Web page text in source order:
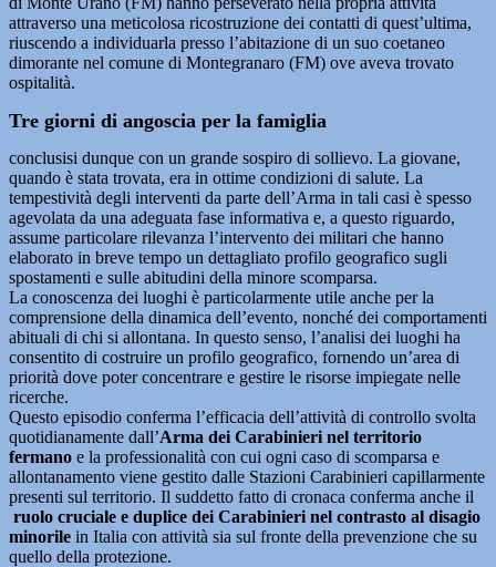
attraverso una meticolosa ricostruzione dei contatti di quest’ultima,
riuscendo a individuarla presso l’abitazione di un suo coetaneo
dimorante nel comune di Montegranaro (FM) ove aveva trovato
ospitalità.
Tre giorni di angoscia per la famiglia
conclusisi dunque con un grande sospiro di sollievo. La giovane,
quando è stata trovata, era in ottime condizioni di salute. La
tempestività degli interventi da parte dell’Arma in tali casi è spesso
agevolata da una adeguata fase informativa e, a questo riguardo,
assume particolare rilevanza l’intervento dei militari che hanno
elaborato in breve tempo un dettagliato profilo geografico sugli
spostamenti e sulle abitudini della minore scomparsa.
La conoscenza dei luoghi è particolarmente utile anche per la
comprensione della dinamica dell’evento, nonché dei comportamenti
abituali di chi si allontana. In questo senso, l’analisi dei luoghi ha
consentito di costruire un profilo geografico, fornendo un’area di
priorità dove poter concentrare e gestire le risorse impiegate nelle
ricerche.
Questo episodio conferma l’efficacia dell’attività di controllo svolta
quotidianamente dall’Arma dei Carabinieri nel territorio
fermano e la professionalità con cui ogni caso di scomparsa e
allontanamento viene gestito dalle Stazioni Carabinieri capillarmente
presenti sul territorio. Il suddetto fatto di cronaca conferma anche il
ruolo cruciale e duplice dei Carabinieri nel contrasto al disagio
minorile in Italia con attività sia sul fronte della prevenzione che su
quello della protezione.